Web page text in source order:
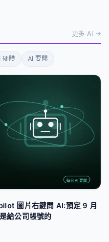
更多 AI →
硬體 AI 要聞
圖片右鍵問 AI:預定 9 月
給公司帳號的